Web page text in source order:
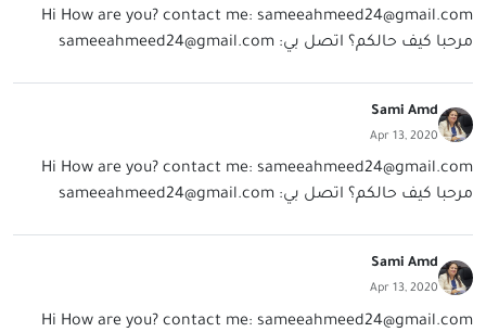
Hi How are you? contact me: sameeahmeed24@gmail.com
مرحبا كيف حالكم؟ اتصل بي: sameeahmeed24@gmail.com
Sami Amd
Apr 13, 2020
Hi How are you? contact me: sameeahmeed24@gmail.com
مرحبا كيف حالكم؟ اتصل بي: sameeahmeed24@gmail.com
Sami Amd
Apr 13, 2020
Hi How are you? contact me: sameeahmeed24@gmail.com